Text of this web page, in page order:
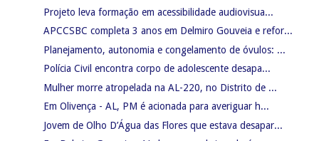
Projeto leva formação em acessibilidade audiovisua...
APCCSBC completa 3 anos em Delmiro Gouveia e refor...
Planejamento, autonomia e congelamento de óvulos: ...
Polícia Civil encontra corpo de adolescente desapa...
Mulher morre atropelada na AL-220, no Distrito de ...
Em Olivença - AL, PM é acionada para averiguar h...
Jovem de Olho D’Água das Flores que estava desapar...